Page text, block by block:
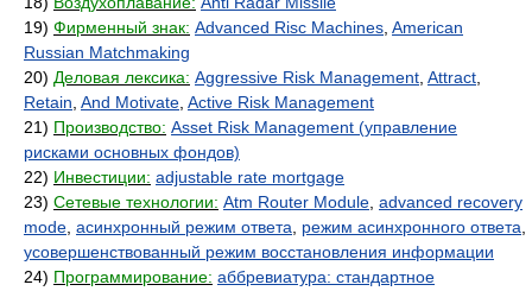
19) Фирменный знак: Advanced Risc Machines American
Russian Matchmaking
20) Деловая лексика: Aggressive Risk Management Attract
Retain And Motivate Active Risk Management
21) Производство: Asset Risk Management (управление
рисками основных фондов)
22) Инвестиции: adjustable rate mortgage
23) Сетевые технологии: Atm Router Module advanced recovery
mode асинхронный режим ответа режим асинхронного ответа
усовершенствованный режим восстановления информации
24) Программирование: аббревиатура: стандартное